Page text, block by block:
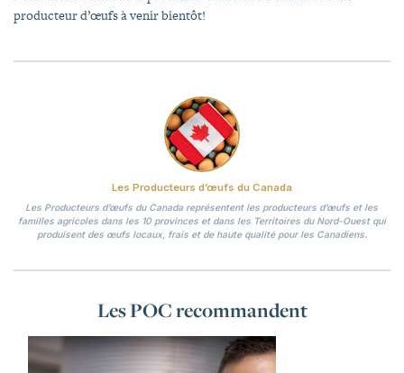
producteur d’œufs à venir bientôt!
Les Producteurs d’œufs du Canada
Les Producteurs d’œufs du Canada représentent les producteurs d’œufs et les
familles agricoles dans les 10 provinces et dans les Territoires du Nord-Ouest qui
produisent des œufs locaux, frais et de haute qualité pour les Canadiens.
Les POC recommandent